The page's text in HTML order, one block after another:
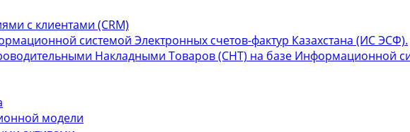
с клиентами (СRM)
системой Электронных счетов-фактур Казахстана (ИС ЭСФ).
Накладными Товаров (СНТ) на базе Информационной
модели